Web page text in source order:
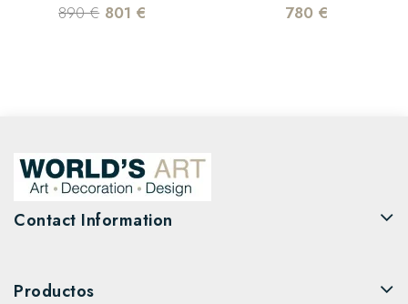
890 € 801 € 780 €
Contact Information
Productos